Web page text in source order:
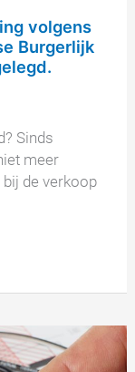
volgens
Burgerlijk
Sinds
meer
de verkoop